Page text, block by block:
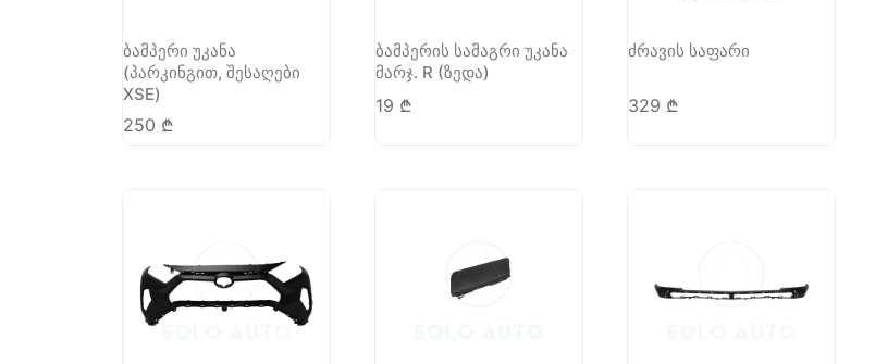
ბამპერი უკანა
(პარკინგით, შესაღები
XSE)
250 ₾
ბამპერის სამაგრი უკანა
მარჯ. R (ზედა)
19 ₾
ძრავის საფარი
329 ₾